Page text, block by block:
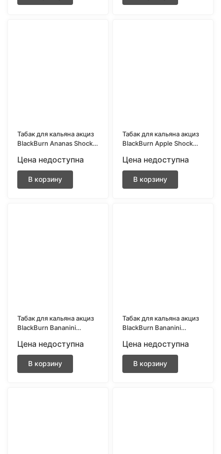
Табак для кальяна акциз
BlackBurn Ananas Shock
гр.
Цена недоступна
В корзину
Табак для кальяна акциз
BlackBurn Apple Shock
Цена недоступна
В корзину
Табак для кальяна акциз
BlackBurn Bananini
Цена недоступна
В корзину
Табак для кальяна акциз
BlackBurn Bananini
Цена недоступна
В корзину